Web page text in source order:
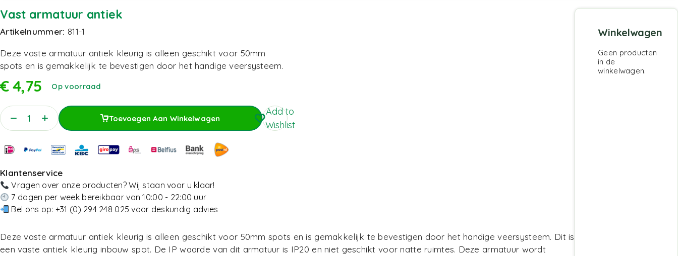
Vast armatuur antiek
Artikelnummer: 811-1
Deze vaste armatuur antiek kleurig is alleen geschikt voor 50mm
spots en is gemakkelijk te bevestigen door het handige veersysteem.
€4,75 Op voorraad
Toevoegen Aan Winkelwagen
Toevoegen Aan Winkelwagen
Add to
Wishlist
Klantenservice
Vragen over onze producten? Wij staan voor u klaar!
7 dagen per week bereikbaar van 10:00 - 22:00 uur
Bel ons op: +31 (0) 294 248 025 voor deskundig advies
Deze vaste armatuur antiek kleurig is alleen geschikt voor 50mm spots en is gemakkelijk te bevestigen door het handige veersysteem. Dit is
een vaste antiek kleurig inbouw spot. De IP waarde van dit armatuur is IP20 en niet geschikt voor natte ruimtes. Deze armatuur wordt
Winkelwagen
Geen producten
in de
winkelwagen.